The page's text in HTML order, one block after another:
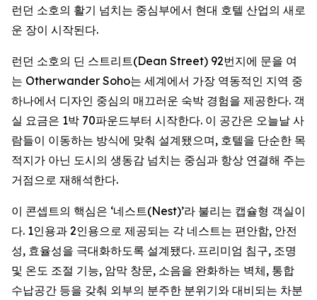
런던 소호의 활기 넘치는 중심부에서 현대 호텔 산업의 새로
운 장이 시작된다.
런던 소호의 딘 스트리트(Dean Street) 92번지에 문을 여
는 Otherwander Soho는 세계에서 가장 역동적인 지역 중
하나에서 디자인 중심의 매끄러운 숙박 경험을 제공한다. 객
실 요금은 1박 70파운드부터 시작한다. 이 공간은 오늘날 사
람들이 이동하는 방식에 맞춰 설계됐으며, 호텔을 단순한 목
적지가 아닌 도시의 생동감 넘치는 중심과 항상 연결해 주는
거점으로 재해석한다.
이 콘셉트의 핵심은 ‘네스트(Nest)’라 불리는 캡슐형 객실이
다. 1인용과 2인용으로 제공되는 각 네스트는 편안함, 안전
성, 효율성을 극대화하도록 설계됐다. 프리미엄 침구, 조명
및 온도 조절 기능, 암막 창문, 소음을 완화하는 벽체, 통합
수납공간 등을 갖춰 외부의 분주한 분위기와 대비되는 차분